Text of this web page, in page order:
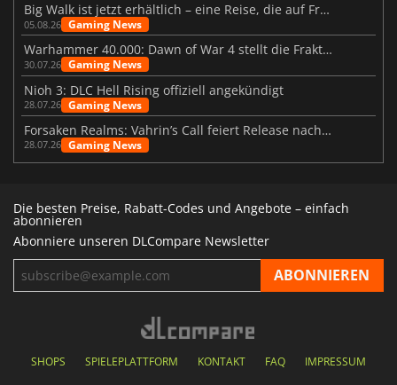
Big Walk ist jetzt erhältlich – eine Reise, die auf Freundschaft basiert
05.08.26 Gaming News
Warhammer 40.000: Dawn of War 4 stellt die Fraktion der Necrons vor
30.07.26 Gaming News
Nioh 3: DLC Hell Rising offiziell angekündigt
28.07.26 Gaming News
Forsaken Realms: Vahrin’s Call feiert Release nach 10 Jahren
28.07.26 Gaming News
Die besten Preise, Rabatt-Codes und Angebote – einfach
abonnieren
Abonniere unseren DLCompare Newsletter
SHOPS SPIELEPLATTFORM KONTAKT FAQ IMPRESSUM